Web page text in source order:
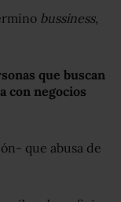
bussiness,
que buscan
con negocios
que abusa de